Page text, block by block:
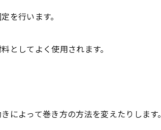
を行います。
としてよく使用されます。
によって巻き方の方法を変えたりします。